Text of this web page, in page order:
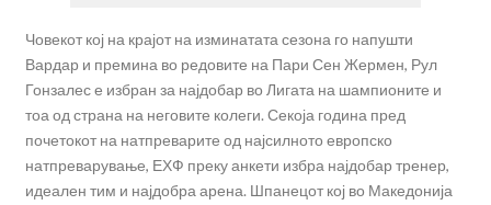
Човекот кој на крајот на изминатата сезона го напушти
Вардар и премина во редовите на Пари Сен Жермен, Рул
Гонзалес е избран за најдобар во Лигата на шампионите и
тоа од страна на неговите колеги. Секоја година пред
почетокот на натпреварите од најсилното европско
натпреварување, ЕХФ преку анкети избра најдобар тренер,
идеален тим и најдобра арена. Шпанецот кој во Македонија